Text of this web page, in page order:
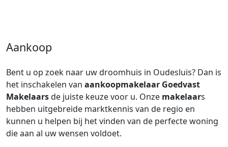
Aankoop
Bent u op zoek naar uw droomhuis in Oudesluis? Dan is
het inschakelen van aankoopmakelaar Goedvast
Makelaarsde juiste keuze voor u. Onze makelaars
hebben uitgebreide marktkennis van de regio en
kunnen u helpen bij het vinden van de perfecte woning
die aan al uw wensen voldoet.